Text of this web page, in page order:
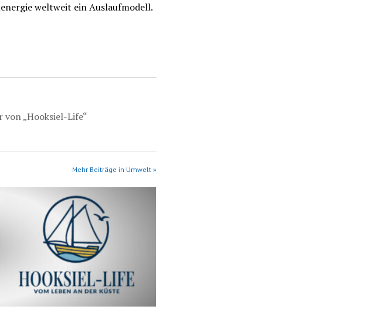
weltweit ein Auslaufmodell.
„Hooksiel-Life“
Mehr Beiträge in Umwelt »